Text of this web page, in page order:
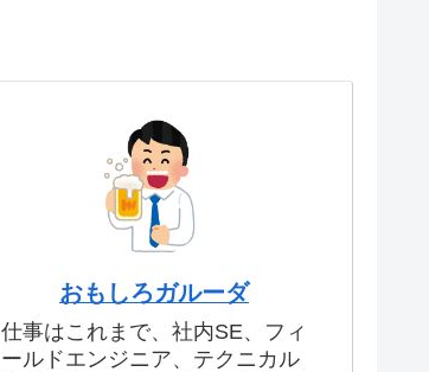
おもしろガルーダ
仕事はこれまで、社内SE、フィ
ールドエンジニア、テクニカル